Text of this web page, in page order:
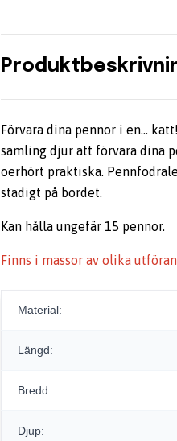
Förvara dina pennor i en…
samling djur att förvara dina
oerhört praktiska.
stadigt på bordet.
Kan hålla ungefär 15 pennor.
Finns i massor av olika
Material:
Längd:
Bredd:
Djup: